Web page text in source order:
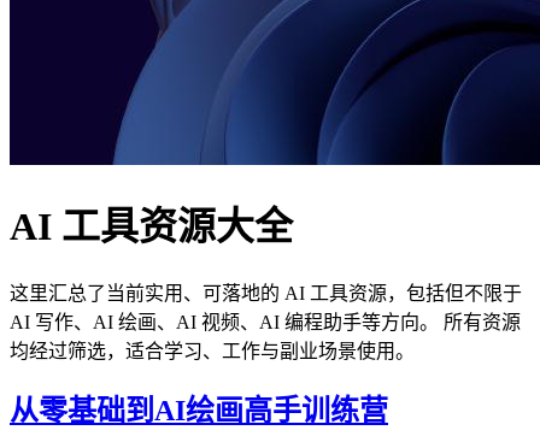
AI 工具资源大全
这里汇总了当前实用、可落地的 AI 工具资源，包括但不限于
AI 写作、AI 绘画、AI 视频、AI 编程助手等方向。 所有资源
均经过筛选，适合学习、工作与副业场景使用。
从零基础到AI绘画高手训练营